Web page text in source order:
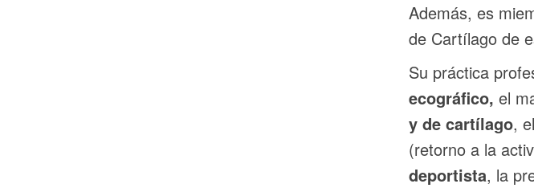
Además, es
de Cartílago de
Su práctica
ecográfico, el
y de cartílago,
(retorno a la
deportista, la